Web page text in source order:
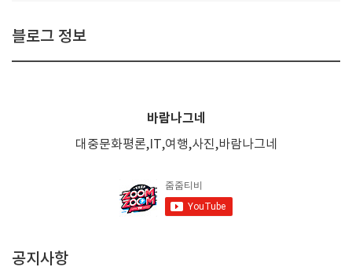
블로그 정보
바람나그네
대중문화평론,IT,여행,사진,바람나그네
공지사항